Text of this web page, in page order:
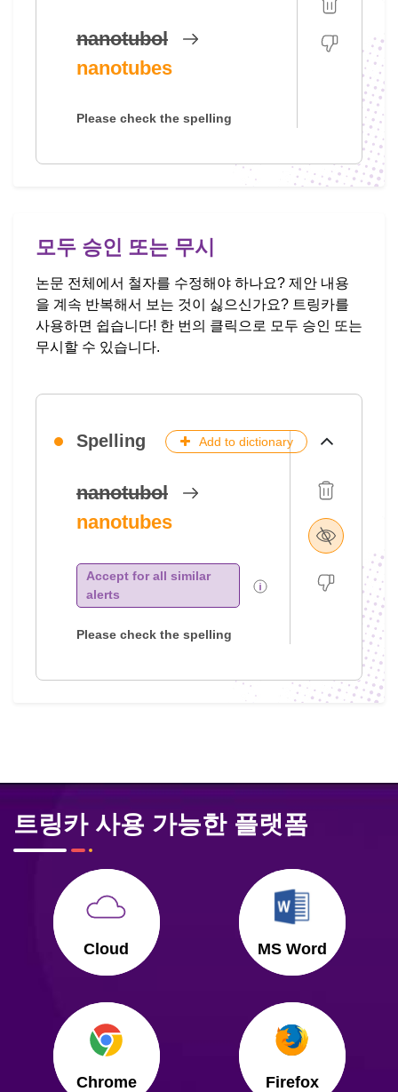
nanotubol
nanotubes
Please check the spelling
모두 승인 또는 무시
논문 전체에서 철자를 수정해야 하나요? 제안 내용
을 계속 반복해서 보는 것이 싫으신가요? 트링카를
사용하면 쉽습니다! 한 번의 클릭으로 모두 승인 또는
무시할 수 있습니다.
Spelling Add to dictionary
nanotubol
nanotubes
Accept for all similar
alerts
Please check the spelling
트링카 사용 가능한 플랫폼
Cloud MS Word
Chrome Firefox